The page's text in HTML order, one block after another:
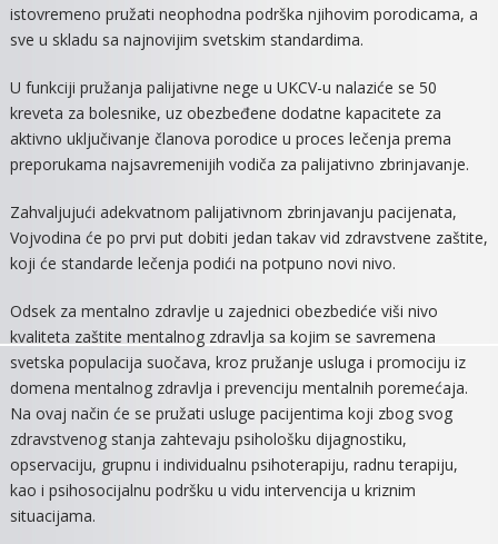
istovremeno pružati neophodna podrška njihovim porodicama, a
sve u skladu sa najnovijim svetskim standardima.
U funkciji pružanja palijativne nege u UKCV-u nalaziće se 50
kreveta za bolesnike, uz obezbeđene dodatne kapacitete za
aktivno uključivanje članova porodice u proces lečenja prema
preporukama najsavremenijih vodiča za palijativno zbrinjavanje.
Zahvaljujući adekvatnom palijativnom zbrinjavanju pacijenata,
Vojvodina će po prvi put dobiti jedan takav vid zdravstvene zaštite,
koji će standarde lečenja podići na potpuno novi nivo.
Odsek za mentalno zdravlje u zajednici obezbediće viši nivo
kvaliteta zaštite mentalnog zdravlja sa kojim se savremena
svetska populacija suočava, kroz pružanje usluga i promociju iz
domena mentalnog zdravlja i prevenciju mentalnih poremećaja.
Na ovaj način će se pružati usluge pacijentima koji zbog svog
zdravstvenog stanja zahtevaju psihološku dijagnostiku,
opservaciju, grupnu i individualnu psihoterapiju, radnu terapiju,
kao i psihosocijalnu podršku u vidu intervencija u kriznim
situacijama.